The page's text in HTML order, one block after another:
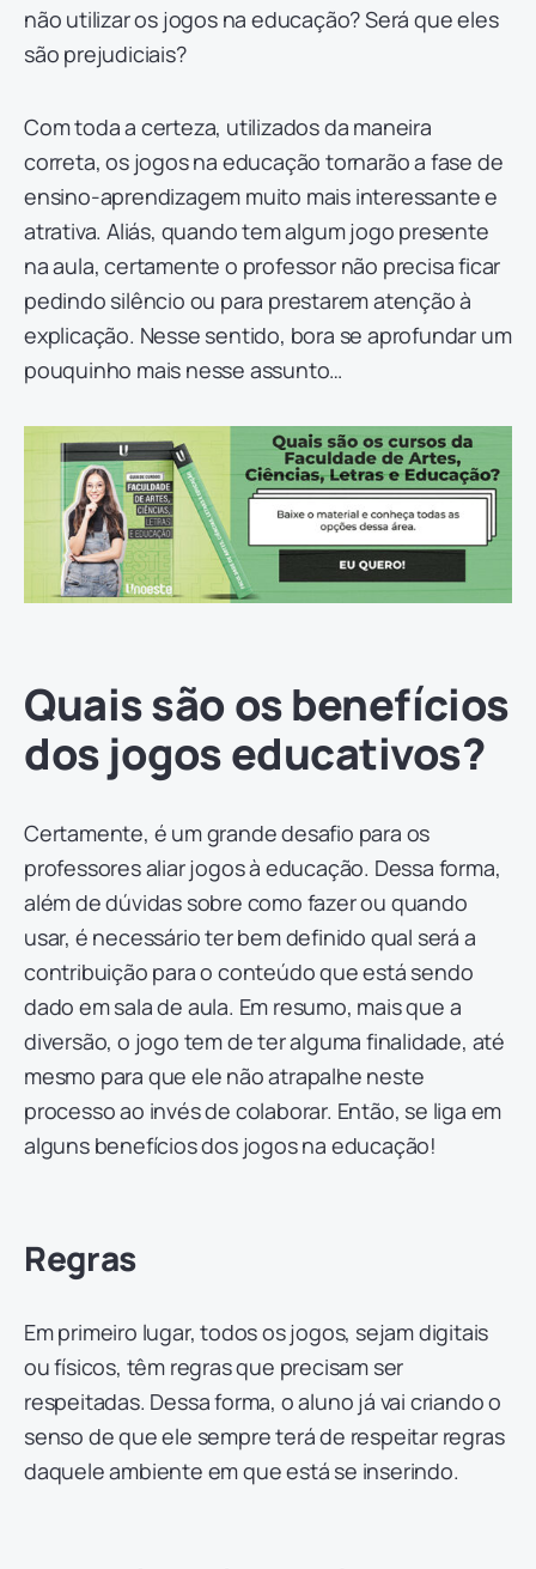
não utilizar os jogos na educação? Será que eles
são prejudiciais?
Com toda a certeza, utilizados da maneira
correta, os jogos na educação tornarão a fase de
ensino-aprendizagem muito mais interessante e
atrativa. Aliás, quando tem algum jogo presente
na aula, certamente o professor não precisa ficar
pedindo silêncio ou para prestarem atenção à
explicação. Nesse sentido, bora se aprofundar um
pouquinho mais nesse assunto…
Quais são os benefícios
dos jogos educativos?
Certamente, é um grande desafio para os
professores aliar jogos à educação. Dessa forma,
além de dúvidas sobre como fazer ou quando
usar, é necessário ter bem definido qual será a
contribuição para o conteúdo que está sendo
dado em sala de aula. Em resumo, mais que a
diversão, o jogo tem de ter alguma finalidade, até
mesmo para que ele não atrapalhe neste
processo ao invés de colaborar. Então, se liga em
alguns benefícios dos jogos na educação!
Regras
Em primeiro lugar, todos os jogos, sejam digitais
ou físicos, têm regras que precisam ser
respeitadas. Dessa forma, o aluno já vai criando o
senso de que ele sempre terá de respeitar regras
daquele ambiente em que está se inserindo.